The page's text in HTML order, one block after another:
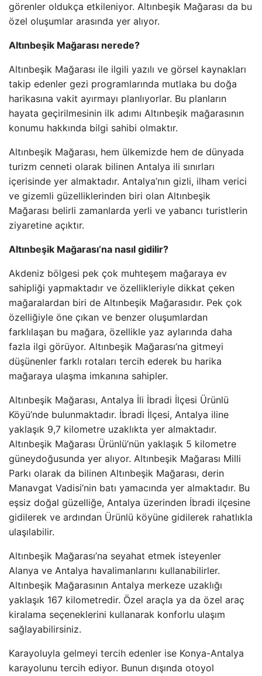
görenler oldukça etkileniyor. Altınbeşik Mağarası da bu
özel oluşumlar arasında yer alıyor.
Altınbeşik Mağarası nerede?
Altınbeşik Mağarası ile ilgili yazılı ve görsel kaynakları
takip edenler gezi programlarında mutlaka bu doğa
harikasına vakit ayırmayı planlıyorlar. Bu planların
hayata geçirilmesinin ilk adımı Altınbeşik mağarasının
konumu hakkında bilgi sahibi olmaktır.
Altınbeşik Mağarası, hem ülkemizde hem de dünyada
turizm cenneti olarak bilinen Antalya ili sınırları
içerisinde yer almaktadır. Antalya’nın gizli, ilham verici
ve gizemli güzelliklerinden biri olan Altınbeşik
Mağarası belirli zamanlarda yerli ve yabancı turistlerin
ziyaretine açıktır.
Altınbeşik Mağarası’na nasıl gidilir?
Akdeniz bölgesi pek çok muhteşem mağaraya ev
sahipliği yapmaktadır ve özellikleriyle dikkat çeken
mağaralardan biri de Altınbeşik Mağarasıdır. Pek çok
özelliğiyle öne çıkan ve benzer oluşumlardan
farklılaşan bu mağara, özellikle yaz aylarında daha
fazla ilgi görüyor. Altınbeşik Mağarası’na gitmeyi
düşünenler farklı rotaları tercih ederek bu harika
mağaraya ulaşma imkanına sahipler.
Altınbeşik Mağarası, Antalya İli İbradi İlçesi Ürünlü
Köyü’nde bulunmaktadır. İbradi İlçesi, Antalya iline
yaklaşık 9,7 kilometre uzaklıkta yer almaktadır.
Altınbeşik Mağarası Ürünlü’nün yaklaşık 5 kilometre
güneydoğusunda yer alıyor. Altınbeşik Mağarası Milli
Parkı olarak da bilinen Altınbeşik Mağarası, derin
Manavgat Vadisi’nin batı yamacında yer almaktadır. Bu
eşsiz doğal güzelliğe, Antalya üzerinden İbradi ilçesine
gidilerek ve ardından Ürünlü köyüne gidilerek rahatlıkla
ulaşılabilir.
Altınbeşik Mağarası’na seyahat etmek isteyenler
Alanya ve Antalya havalimanlarını kullanabilirler.
Altınbeşik Mağarasının Antalya merkeze uzaklığı
yaklaşık 167 kilometredir. Özel araçla ya da özel araç
kiralama seçeneklerini kullanarak konforlu ulaşım
sağlayabilirsiniz.
Karayoluyla gelmeyi tercih edenler ise Konya-Antalya
karayolunu tercih ediyor. Bunun dışında otoyol